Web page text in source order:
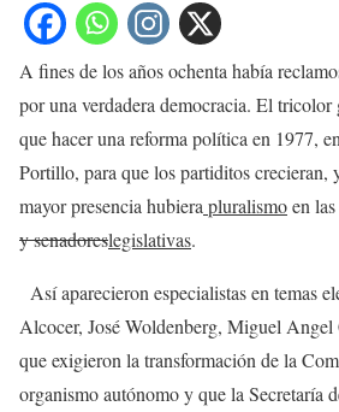
A fines de los años ochenta había
por una verdadera democracia. El tricolor
que hacer una reforma política en 1977,
Portillo, para que los partiditos crecieran,
mayor presencia hubiera pluralismoen
y senadoreslegislativas.
Así aparecieron especialistas en temas
Alcocer, José Woldenberg, Miguel Angel
que exigieron la transformación de la
organismo autónomo y que la Secretaría